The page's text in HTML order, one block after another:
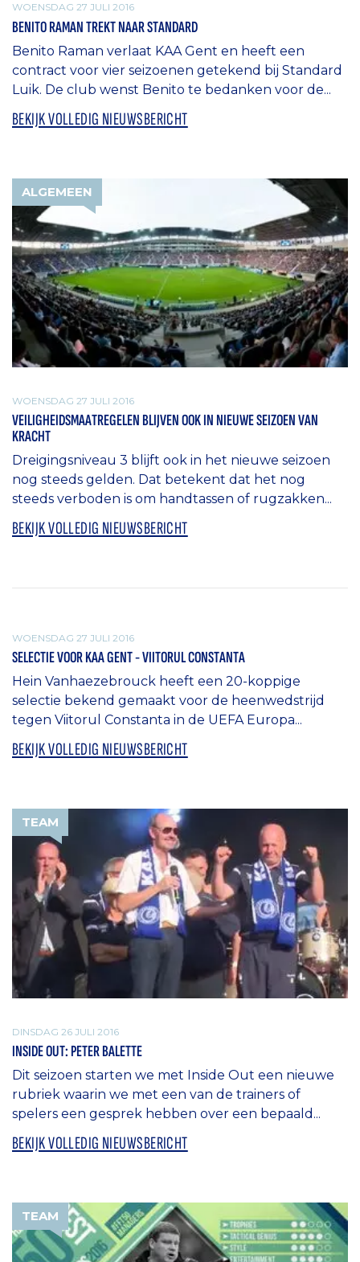
WOENSDAG 27 JULI 2016
BENITO RAMAN TREKT NAAR STANDARD
Benito Raman verlaat KAA Gent en heeft een
contract voor vier seizoenen getekend bij Standard
Luik. De club wenst Benito te bedanken voor de...
BEKIJK VOLLEDIG NIEUWSBERICHT
ALGEMEEN
WOENSDAG 27 JULI 2016
VEILIGHEIDSMAATREGELEN BLIJVEN OOK IN NIEUWE SEIZOEN VAN
KRACHT
Dreigingsniveau 3 blijft ook in het nieuwe seizoen
nog steeds gelden. Dat betekent dat het nog
steeds verboden is om handtassen of rugzakken...
BEKIJK VOLLEDIG NIEUWSBERICHT
WOENSDAG 27 JULI 2016
SELECTIE VOOR KAA GENT - VIITORUL CONSTANTA
Hein Vanhaezebrouck heeft een 20-koppige
selectie bekend gemaakt voor de heenwedstrijd
tegen Viitorul Constanta in de UEFA Europa...
BEKIJK VOLLEDIG NIEUWSBERICHT
TEAM
DINSDAG 26 JULI 2016
INSIDE OUT: PETER BALETTE
Dit seizoen starten we met Inside Out een nieuwe
rubriek waarin we met een van de trainers of
spelers een gesprek hebben over een bepaald...
BEKIJK VOLLEDIG NIEUWSBERICHT
TEAM